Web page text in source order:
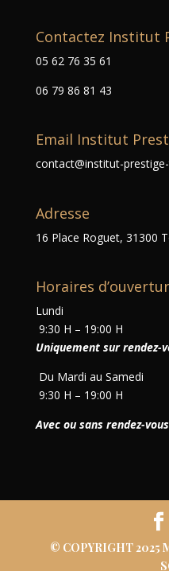
Contactez Institut
05 62 76 35 61
06 79 86 81 43
Email Institut
contact@institut-
Adresse
16 Place Roguet, 31300
Horaires
Lundi
9:30 H – 19:00 H
Uniquement sur rendez-
Du Mardi au Samedi
9:30 H – 19:00 H
Avec ou sans rendez-vous
© COPYRIGHT2025